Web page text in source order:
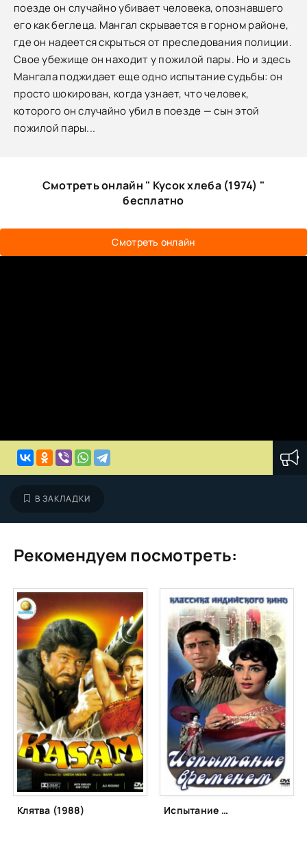
поезде он случайно убивает человека, опознавшего
его как беглеца. Мангал скрывается в горном районе,
где он надеется скрыться от преследования полиции.
Свое убежище он находит у пожилой пары. Но и здесь
Мангала поджидает еще одно испытание судьбы: он
просто шокирован, когда узнает, что человек,
которого он случайно убил в поезде — сын этой
пожилой пары...
Смотреть онлайн " Кусок хлеба (1974) "
бесплатно
Смотреть онлайн
В ЗАКЛАДКИ
Рекомендуем посмотреть:
Клятва (1988) Испытание временем (1965)